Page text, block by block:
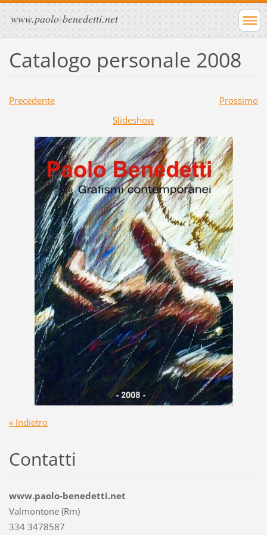
www.paolo-benedetti.net
Catalogo personale 2008
Precedente
Prossimo
Slideshow
« Indietro
Contatti
www.paolo-benedetti.net
Valmontone (Rm)
334 3478587